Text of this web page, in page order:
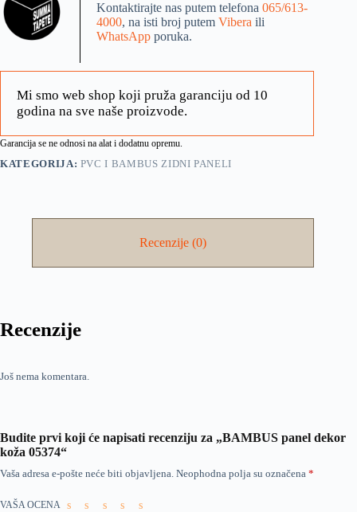
Kontaktirajte nas putem telefona 065/613-
4000, na isti broj putem Vibera ili
WhatsApp poruka.
Mi smo web shop koji pruža garanciju od 10
godina na sve naše proizvode.
Garancija se ne odnosi na alat i dodatnu opremu.
KATEGORIJA: PVC I BAMBUS ZIDNI PANELI
Recenzije (0)
Recenzije
Još nema komentara.
Budite prvi koji će napisati recenziju za „BAMBUS panel dekor
koža 05374“
Vaša adresa e-pošte neće biti objavljena. Neophodna polja su označena *
VAŠA OCENA